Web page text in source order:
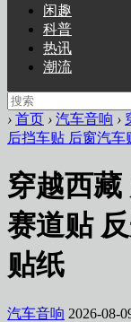
闲趣
科普
热讯
潮流
› 首页 › 汽车音响 ›
后挡车贴 后窗汽车
穿越西藏
赛道贴
贴纸
汽车音响 2026-08-